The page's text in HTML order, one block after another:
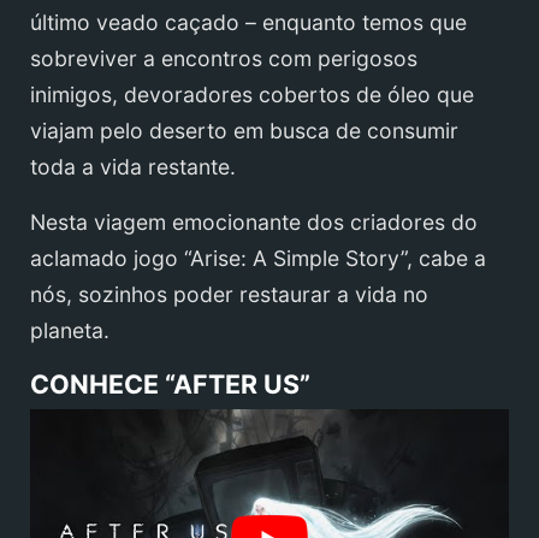
último veado caçado – enquanto temos que
sobreviver a encontros com perigosos
inimigos, devoradores cobertos de óleo que
viajam pelo deserto em busca de consumir
toda a vida restante.
Nesta viagem emocionante dos criadores do
aclamado jogo “Arise: A Simple Story”, cabe a
nós, sozinhos poder restaurar a vida no
planeta.
CONHECE “AFTER US”